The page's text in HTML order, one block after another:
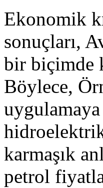
Ekonomik
sonuçları,
bir biçimde
Böylece,
karmaşık
petrol